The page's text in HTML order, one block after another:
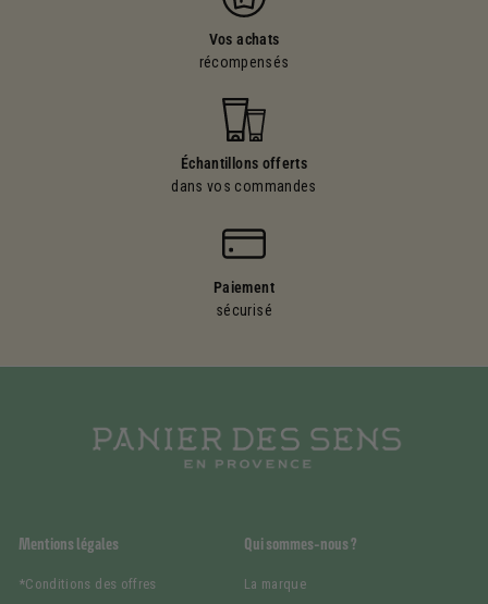
Vos achats
récompensés
Échantillons offerts
dans vos commandes
Paiement
sécurisé
Mentions légales
*Conditions des offres
Qui sommes-nous ?
La marque